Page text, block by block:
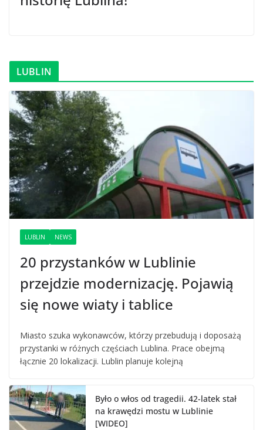
LUBLIN
LUBLIN NEWS
20 przystanków w Lublinie
przejdzie modernizację. Pojawią
się nowe wiaty i tablice
Miasto szuka wykonawców, którzy przebudują i doposażą
przystanki w różnych częściach Lublina. Prace obejmą
łącznie 20 lokalizacji. Lublin planuje kolejną
Było o włos od tragedii. 42-latek stał
na krawędzi mostu w Lublinie
[WIDEO]